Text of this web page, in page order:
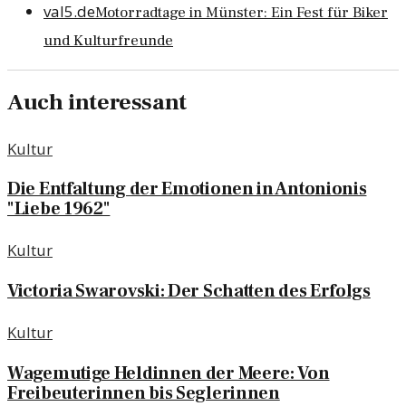
val5.deMotorradtage in Münster: Ein Fest für Biker
und Kulturfreunde
Auch interessant
Kultur
Die Entfaltung der Emotionen in Antonionis
"Liebe 1962"
Kultur
Victoria Swarovski: Der Schatten des Erfolgs
Kultur
Wagemutige Heldinnen der Meere: Von
Freibeuterinnen bis Seglerinnen